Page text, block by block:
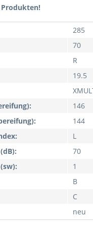
Produkten!
285
70
R
19.5
146
144
L
70
1
B
C
neu